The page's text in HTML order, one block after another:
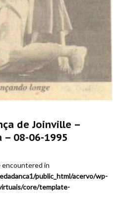
de Joinville –
– 08-06-1995
encountered in
public_html/acervo/wp-
core/template-